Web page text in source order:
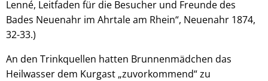
Lenné, Leitfaden für die Besucher und Freunde des
Bades Neuenahr im Ahrtale am Rhein“, Neuenahr 1874,
32-33.)
An den Trinkquellen hatten Brunnenmädchen das
Heilwasser dem Kurgast „zuvorkommend“ zu